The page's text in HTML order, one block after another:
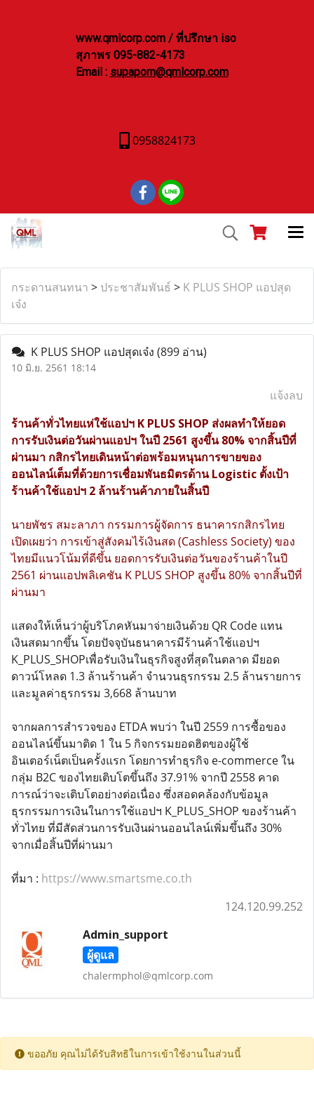
www.qmlcorp.com / ที่ปรึกษา iso
สุภาพร 095-882-4173
Email : supaporn@qmlcorp.com
0958824173
กระดานสนทนา > ประชาสัมพันธ์ > K PLUS SHOP แอปสุด
เจ๋ง
K PLUS SHOP แอปสุดเจ๋ง (899 อ่าน)
10 มิ.ย. 2561 18:14
แจ้งลบ
ร้านค้าทั่วไทยแห่ใช้แอปฯ K PLUS SHOP ส่งผลทำให้ยอด
การรับเงินต่อวันผ่านแอปฯ ในปี 2561 สูงขึ้น 80% จากสิ้นปีที่
ผ่านมา กสิกรไทยเดินหน้าต่อพร้อมหนุนการขายของ
ออนไลน์เต็มที่ด้วยการเชื่อมพันธมิตรด้าน Logistic ตั้งเป้า
ร้านค้าใช้แอปฯ 2 ล้านร้านค้าภายในสิ้นปี
นายพัชร สมะลาภา กรรมการผู้จัดการ ธนาคารกสิกรไทย
เปิดเผยว่า การเข้าสู่สังคมไร้เงินสด (Cashless Society) ของ
ไทยมีแนวโน้มที่ดีขึ้น ยอดการรับเงินต่อวันของร้านค้าในปี
2561 ผ่านแอปพลิเคชัน K PLUS SHOP สูงขึ้น 80% จากสิ้นปีที่
ผ่านมา
แสดงให้เห็นว่าผู้บริโภคหันมาจ่ายเงินด้วย QR Code แทน
เงินสดมากขึ้น โดยปัจจุบันธนาคารมีร้านค้าใช้แอปฯ
K_PLUS_SHOPเพื่อรับเงินในธุรกิจสูงที่สุดในตลาด มียอด
ดาวน์โหลด 1.3 ล้านร้านค้า จำนวนธุรกรรม 2.5 ล้านรายการ
และมูลค่าธุรกรรม 3,668 ล้านบาท
จากผลการสำรวจของ ETDA พบว่า ในปี 2559 การซื้อของ
ออนไลน์ขึ้นมาติด 1 ใน 5 กิจกรรมยอดฮิตของผู้ใช้
อินเตอร์เน็ตเป็นครั้งแรก โดยการทำธุรกิจ e-commerce ใน
กลุ่ม B2C ของไทยเติบโตขึ้นถึง 37.91% จากปี 2558 คาด
การณ์ว่าจะเติบโตอย่างต่อเนื่อง ซึ่งสอดคล้องกับข้อมูล
ธุรกรรมการเงินในการใช้แอปฯ K_PLUS_SHOP ของร้านค้า
ทั่วไทย ที่มีสัดส่วนการรับเงินผ่านออนไลน์เพิ่มขึ้นถึง 30%
จากเมื่อสิ้นปีที่ผ่านมา
ที่มา : https://www.smartsme.co.th
124.120.99.252
Admin_support
ผู้ดูแล
chalermphol@qmlcorp.com
ขออภัย คุณไม่ได้รับสิทธิในการเข้าใช้งานในส่วนนี้